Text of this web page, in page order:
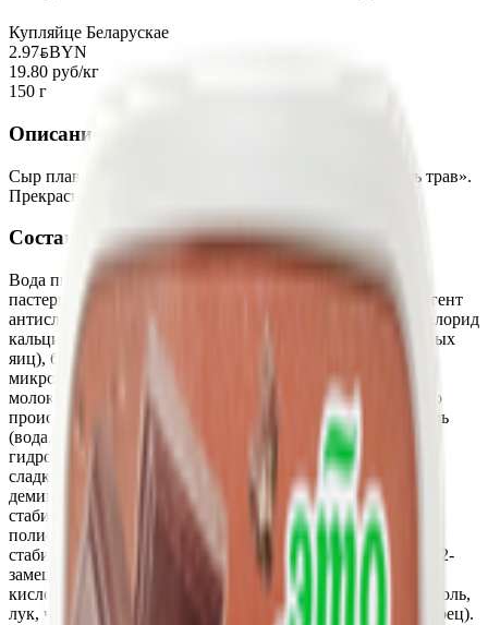
Купляйце Беларускае
2.97BYNBYN
19.80 руб/кг
150 г
Описание
Сыр плавленый «Это вкусно» 16,2% со вкусом «Смесь трав».
Прекрасно подойдет для бутербродов!
Состав
Вода питьевая, сыр (молоко нормализованное
пастеризованное, соль пищевая выварочная (содержит агент
антислеживающий - ферроцианид калия), уплотнитель хлорид
кальция, ферментный препарат (лизоцим из белка куриных
яиц), бактериальная закваска молочнокислых
микроорганизмов, консервант нитрат натрия,
молокосвертывающий ферментный препарат микробного
происхождения, комплексная пищевая добавка - краситель
(вода, эмульгатор Е433, регулятор кислотности: калия
гидроксид, краситель: экстракт аннато)), творог, масло
сладкосливочное несоленое, сыворотка молочная сухая
деминерализованная, комплексная пищевая добавка:
стабилизаторы (орто-Фосфат натрия 2-замещенный,
полифосфат натрия), комплексная пищевая добавка:
стабилизаторы (полифосфат натрия, орто-Фосфат натрия 2-
замещенный), комплексная пищевая добавка: регулятор
кислотности (фосфаты натрия), приправа «Смесь трав» (соль,
лук, чеснок, лист петрушки, укроп, любисток, черный перец).